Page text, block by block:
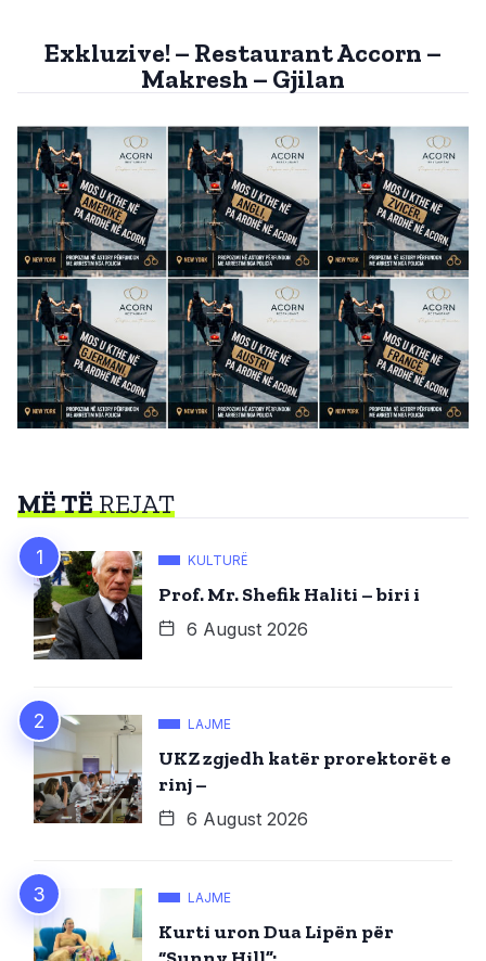
Exkluzive! – Restaurant Accorn –
Makresh – Gjilan
MË TËREJAT
KULTURË
Prof. Mr. Shefik Haliti – biri i
6 August 2026
LAJME
UKZ zgjedh katër prorektorët e
rinj –
6 August 2026
LAJME
Kurti uron Dua Lipën për